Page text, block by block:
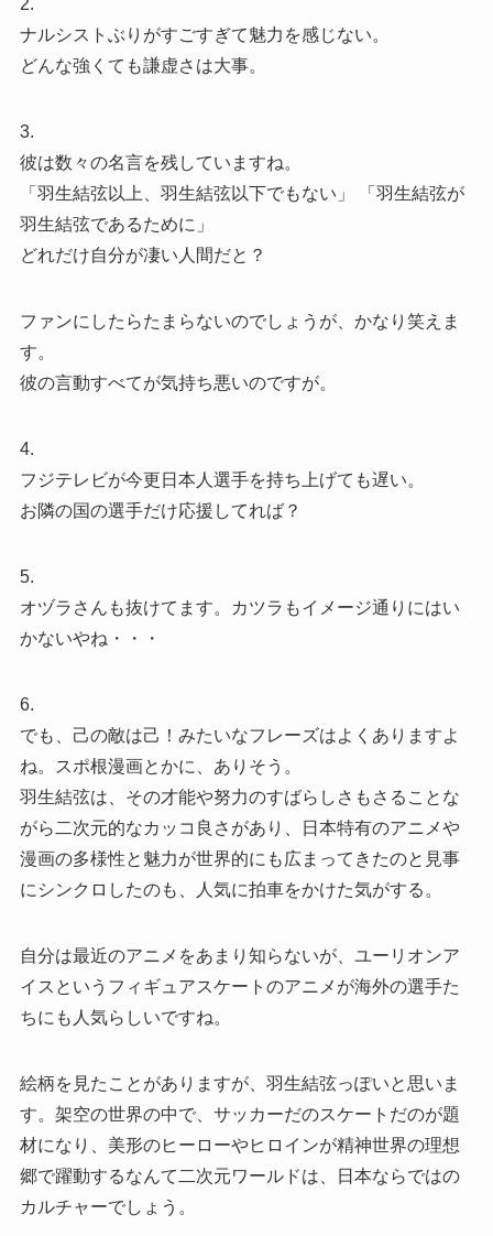
2.
ナルシストぶりがすごすぎて魅力を感じない。
どんな強くても謙虚さは大事。
3.
彼は数々の名言を残していますね。
「羽生結弦以上、羽生結弦以下でもない」 「羽生結弦が
羽生結弦であるために」
どれだけ自分が凄い人間だと？
ファンにしたらたまらないのでしょうが、かなり笑えま
す。
彼の言動すべてが気持ち悪いのですが。
4.
フジテレビが今更日本人選手を持ち上げても遅い。
お隣の国の選手だけ応援してれば？
5.
オヅラさんも抜けてます。カツラもイメージ通りにはい
かないやね・・・
6.
でも、己の敵は己！みたいなフレーズはよくありますよ
ね。スポ根漫画とかに、ありそう。
羽生結弦は、その才能や努力のすばらしさもさることな
がら二次元的なカッコ良さがあり、日本特有のアニメや
漫画の多様性と魅力が世界的にも広まってきたのと見事
にシンクロしたのも、人気に拍車をかけた気がする。
自分は最近のアニメをあまり知らないが、ユーリオンア
イスというフィギュアスケートのアニメが海外の選手た
ちにも人気らしいですね。
絵柄を見たことがありますが、羽生結弦っぽいと思いま
す。架空の世界の中で、サッカーだのスケートだのが題
材になり、美形のヒーローやヒロインが精神世界の理想
郷で躍動するなんて二次元ワールドは、日本ならではの
カルチャーでしょう。